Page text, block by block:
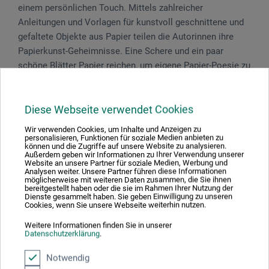
Diese Webseite verwendet Cookies
Wir verwenden Cookies, um Inhalte und Anzeigen zu
personalisieren, Funktionen für soziale Medien anbieten zu
können und die Zugriffe auf unsere Website zu analysieren.
Außerdem geben wir Informationen zu Ihrer Verwendung unserer
Website an unsere Partner für soziale Medien, Werbung und
Analysen weiter. Unsere Partner führen diese Informationen
möglicherweise mit weiteren Daten zusammen, die Sie ihnen
bereitgestellt haben oder die sie im Rahmen Ihrer Nutzung der
Dienste gesammelt haben. Sie geben Einwilligung zu unseren
Cookies, wenn Sie unsere Webseite weiterhin nutzen.
Weitere Informationen finden Sie in unserer
Datenschutzerklärung.
Notwendig
einem persönlichen Touch. Mittels zahlreicher
Anleitungen und Vorlagen für kunstvoll geschnittene und
gefaltete Objekte aus Papier teilen die Autorinnen ihre
Papierkunst-Geheimnisse. Eine Schere und ein paar
schöne Blätter Papier reichen, um eigene Papier-Poesie zu
144 S., durchg. farb. Abb., 18,9 x 23,4 cm, Klappenbrosch.,
Produktbewertungen (0)
Schreiben Sie die erste Bewertung zu diesem Produkt
JETZT PRODUKT BEWERTEN